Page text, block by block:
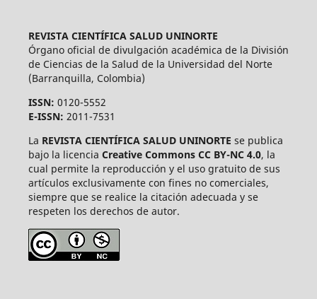
REVISTA CIENTÍFICA SALUD UNINORTE
Órgano oficial de divulgación académica de la División
de Ciencias de la Salud de la Universidad del Norte
(Barranquilla, Colombia)
ISSN: 0120-5552
E-ISSN: 2011-7531
La REVISTA CIENTÍFICA SALUD UNINORTE se publica
bajo la licencia Creative Commons CC BY-NC 4.0, la
cual permite la reproducción y el uso gratuito de sus
artículos exclusivamente con fines no comerciales,
siempre que se realice la citación adecuada y se
respeten los derechos de autor.